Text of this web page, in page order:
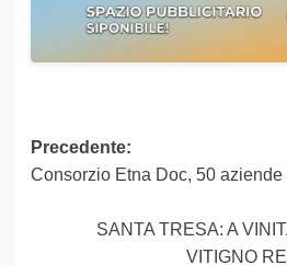
Navigazione
articolo
Precedente:
Consorzio Etna Doc, 50
SANTA TRESA: A
VITIGNO